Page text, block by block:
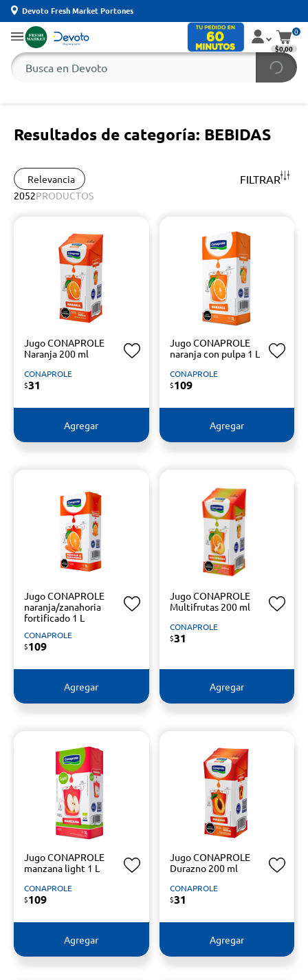
Devoto Fresh Market Portones
0
$0,00
Resultados de categoría: BEBIDAS
Relevancia FILTRAR
2052PRODUCTOS
Jugo CONAPROLE
Naranja 200 ml
CONAPROLE
$31
Agregar
Jugo CONAPROLE
naranja con pulpa 1 L
CONAPROLE
$109
Agregar
Jugo CONAPROLE
naranja/zanahoria
fortificado 1 L
CONAPROLE
$109
Agregar
Jugo CONAPROLE
Multifrutas 200 ml
CONAPROLE
$31
Agregar
Jugo CONAPROLE
manzana light 1 L
CONAPROLE
$109
Agregar
Jugo CONAPROLE
Durazno 200 ml
CONAPROLE
$31
Agregar